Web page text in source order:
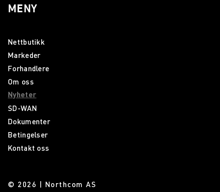
MENY
Nettbutikk
Markeder
Forhandlere
Om oss
Nyheter
SD-WAN
Dokumenter
Betingelser
Kontakt oss
© 2026 | Northcom AS